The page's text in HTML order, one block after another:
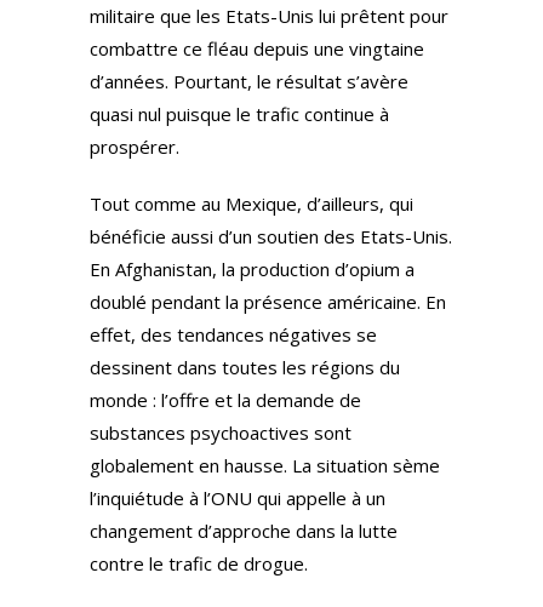
militaire que les Etats-Unis lui prêtent pour
combattre ce fléau depuis une vingtaine
d’années. Pourtant, le résultat s’avère
quasi nul puisque le trafic continue à
prospérer.
Tout comme au Mexique, d’ailleurs, qui
bénéficie aussi d’un soutien des Etats-Unis.
En Afghanistan, la production d’opium a
doublé pendant la présence américaine. En
effet, des tendances négatives se
dessinent dans toutes les régions du
monde : l’offre et la demande de
substances psychoactives sont
globalement en hausse. La situation sème
l’inquiétude à l’ONU qui appelle à un
changement d’approche dans la lutte
contre le trafic de drogue.